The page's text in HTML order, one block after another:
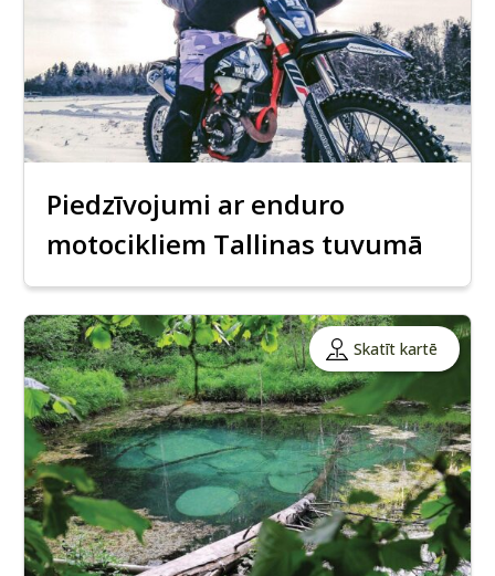
Piedzīvojumi ar enduro
motocikliem Tallinas tuvumā
Skatīt kartē